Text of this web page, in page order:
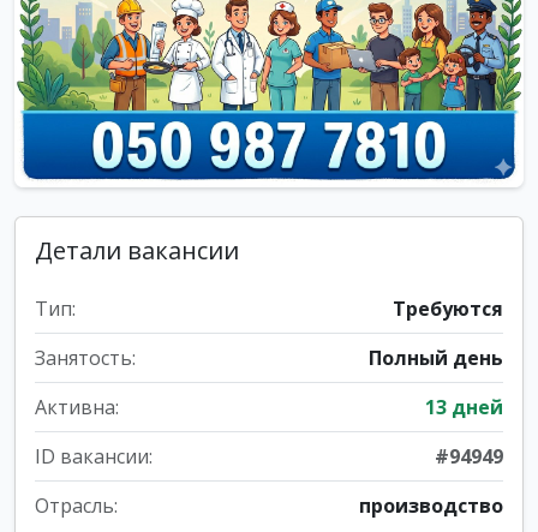
Детали вакансии
Тип:
Требуются
Занятость:
Полный день
Активна:
13 дней
ID вакансии:
#94949
Отрасль:
производство